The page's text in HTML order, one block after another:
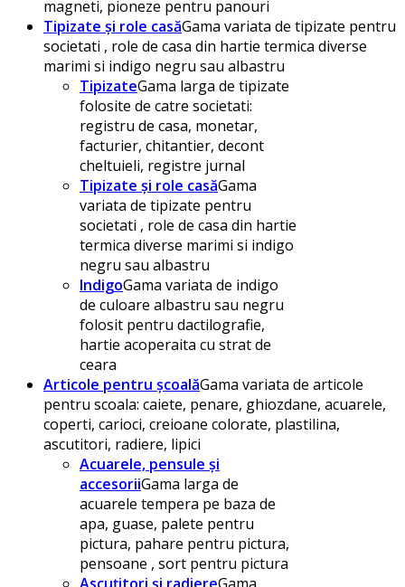
magneti, pioneze pentru panouri
Tipizate și role casăGama variata de tipizate pentru
societati , role de casa din hartie termica diverse
marimi si indigo negru sau albastru
TipizateGama larga de tipizate
folosite de catre societati:
registru de casa, monetar,
facturier, chitantier, decont
cheltuieli, registre jurnal
Tipizate și role casăGama
variata de tipizate pentru
societati , role de casa din hartie
termica diverse marimi si indigo
negru sau albastru
IndigoGama variata de indigo
de culoare albastru sau negru
folosit pentru dactilografie,
hartie acoperaita cu strat de
ceara
Articole pentru școalăGama variata de articole
pentru scoala: caiete, penare, ghiozdane, acuarele,
coperti, carioci, creioane colorate, plastilina,
ascutitori, radiere, lipici
Acuarele, pensule și
accesoriiGama larga de
acuarele tempera pe baza de
apa, guase, palete pentru
pictura, pahare pentru pictura,
pensoane , sort pentru pictura